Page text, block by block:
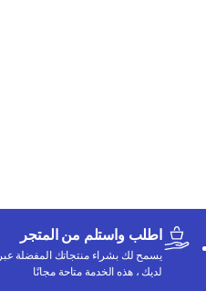
اطلب واستلم من المتجر
يسمح لك بشراء منتجاتك المفضلة
لديك ، هذه الخدمة متاحة مجانًا